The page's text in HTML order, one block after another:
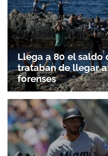
Llega a 80 el saldo
trataban de llegar
forenses